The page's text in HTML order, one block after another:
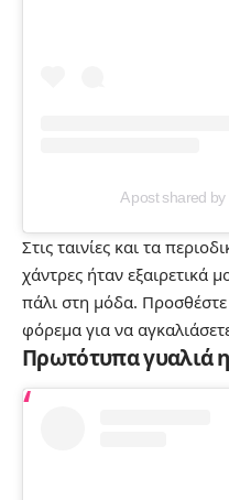
A post shared
Στις ταινίες και τα
χάντρες ήταν εξαιρετικά
πάλι στη μόδα.
φόρεμα για να
Πρωτότυπα γυαλιά